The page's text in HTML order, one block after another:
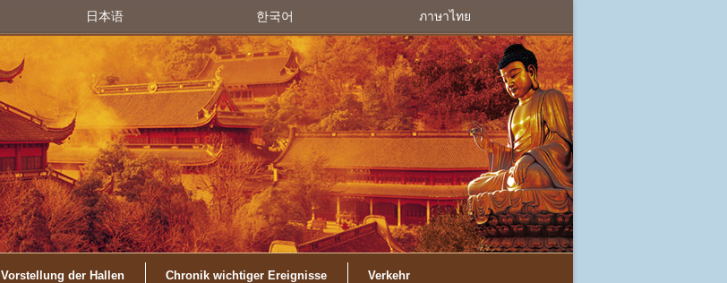
日本语 한국어 ภาษาไทย
Vorstellung der Hallen Chronik wichtiger Ereignisse Verkehr